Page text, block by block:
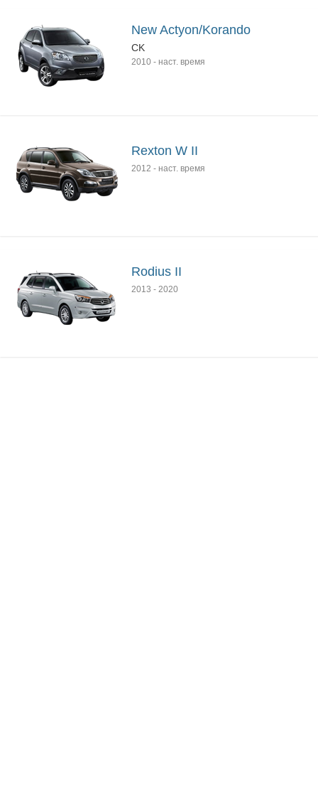
New Actyon/Korando
CK
2010 - наст. время
Rexton W II
2012 - наст. время
Rodius II
2013 - 2020